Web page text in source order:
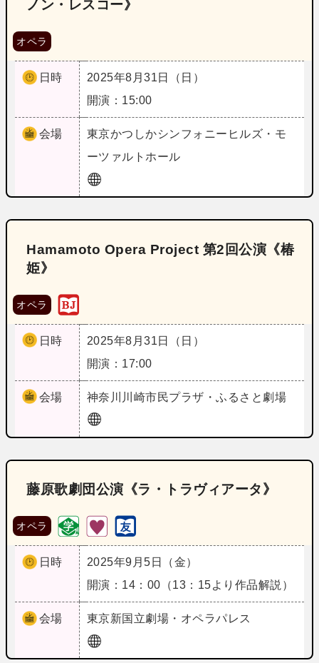
ノン・レスコー》
オペラ
日時
2025年8月31日（日）
開演：15:00
会場 東京かつしかシンフォニーヒルズ・モ
ーツァルトホール
Hamamoto Opera Project 第2回公演《椿
姫》
オペラ
日時
2025年8月31日（日）
開演：17:00
会場 神奈川 川崎市民プラザ・ふるさと劇場
藤原歌劇団公演《ラ・トラヴィアータ》
オペラ
日時
2025年9月5日（金）
開演：14：00（13：15より作品解説）
会場 東京新国立劇場・オペラパレス